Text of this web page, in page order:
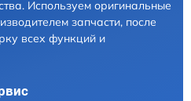
Используем оригинальные
запчасти, после
всех функций и